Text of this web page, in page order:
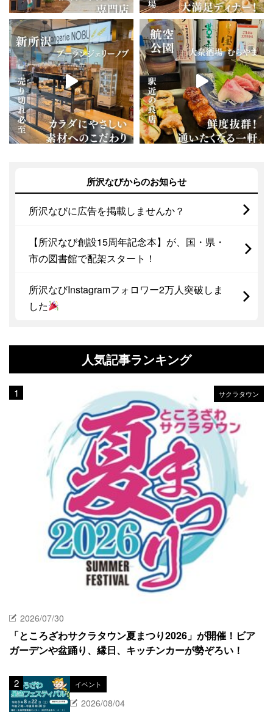
所沢なびからのお知らせ
所沢なびに広告を掲載しませんか？
【所沢なび創設15周年記念本】が、国・県・
市の図書館で配架スタート！
所沢なびInstagramフォロワー2万人突破しま
した
人気記事ランキング
サクラタウン
2026/07/30
「ところざわサクラタウン夏まつり2026」が開催！ビア
ガーデンや盆踊り、縁日、キッチンカーが勢ぞろい！
イベント
2026/08/04